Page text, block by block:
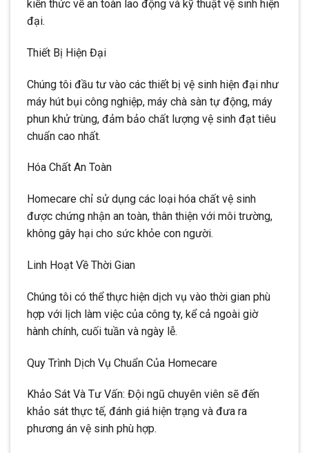
kiến thức về an toàn lao động và kỹ thuật vệ sinh hiện
đại.
Thiết Bị Hiện Đại
Chúng tôi đầu tư vào các thiết bị vệ sinh hiện đại như
máy hút bụi công nghiệp, máy chà sàn tự động, máy
phun khử trùng, đảm bảo chất lượng vệ sinh đạt tiêu
chuẩn cao nhất.
Hóa Chất An Toàn
Homecare chỉ sử dụng các loại hóa chất vệ sinh
được chứng nhận an toàn, thân thiện với môi trường,
không gây hại cho sức khỏe con người.
Linh Hoạt Về Thời Gian
Chúng tôi có thể thực hiện dịch vụ vào thời gian phù
hợp với lịch làm việc của công ty, kể cả ngoài giờ
hành chính, cuối tuần và ngày lễ.
Quy Trình Dịch Vụ Chuẩn Của Homecare
Khảo Sát Và Tư Vấn: Đội ngũ chuyên viên sẽ đến
khảo sát thực tế, đánh giá hiện trạng và đưa ra
phương án vệ sinh phù hợp.